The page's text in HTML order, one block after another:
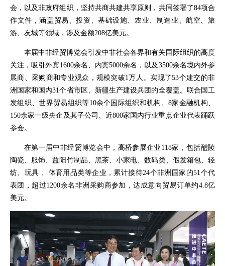
会，以及非政府组织，坚持共商共建共享原则，共同签署了84项合
作文件，涵盖贸易、投资、基础设施、农业、制造业、航空、旅
游、友城等领域，涉及金额208亿美元。
本届中非经贸博览会引发中非社会各界和有关国际组织的高度
关注，吸引外宾1600余名、内宾5000余名，以及3500余名境内外参
展商、采购商和专业观众，规模突破1万人。实现了53个建交的非
洲国家和国内31个省市区、新疆生产建设兵团的全覆盖。联合国工
发组织、世界贸易组织等10余个国际组织和机构、8家金融机构、
150余家一级央企及其子公司、近800家国内行业重点企业代表踊跃
参会。
在第一届中非经贸博览会中，高桥参展企业118家，包括醴陵
陶瓷、服饰、益阳竹制品、黑茶、小家电、数码类、假发箱包、轻
纺、玩具 、体育用品类等企业，累计接待24个非洲国家的51个代
表团，超过1200余名非洲采购商参加，达成意向贸易订单约4.8亿
美元。